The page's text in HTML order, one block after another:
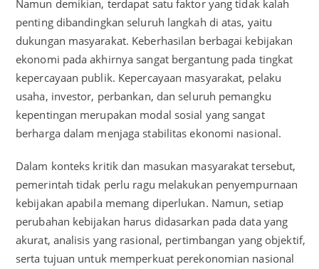
Namun demikian, terdapat satu faktor yang tidak kalah
penting dibandingkan seluruh langkah di atas, yaitu
dukungan masyarakat. Keberhasilan berbagai kebijakan
ekonomi pada akhirnya sangat bergantung pada tingkat
kepercayaan publik. Kepercayaan masyarakat, pelaku
usaha, investor, perbankan, dan seluruh pemangku
kepentingan merupakan modal sosial yang sangat
berharga dalam menjaga stabilitas ekonomi nasional.
Dalam konteks kritik dan masukan masyarakat tersebut,
pemerintah tidak perlu ragu melakukan penyempurnaan
kebijakan apabila memang diperlukan. Namun, setiap
perubahan kebijakan harus didasarkan pada data yang
akurat, analisis yang rasional, pertimbangan yang objektif,
serta tujuan untuk memperkuat perekonomian nasional